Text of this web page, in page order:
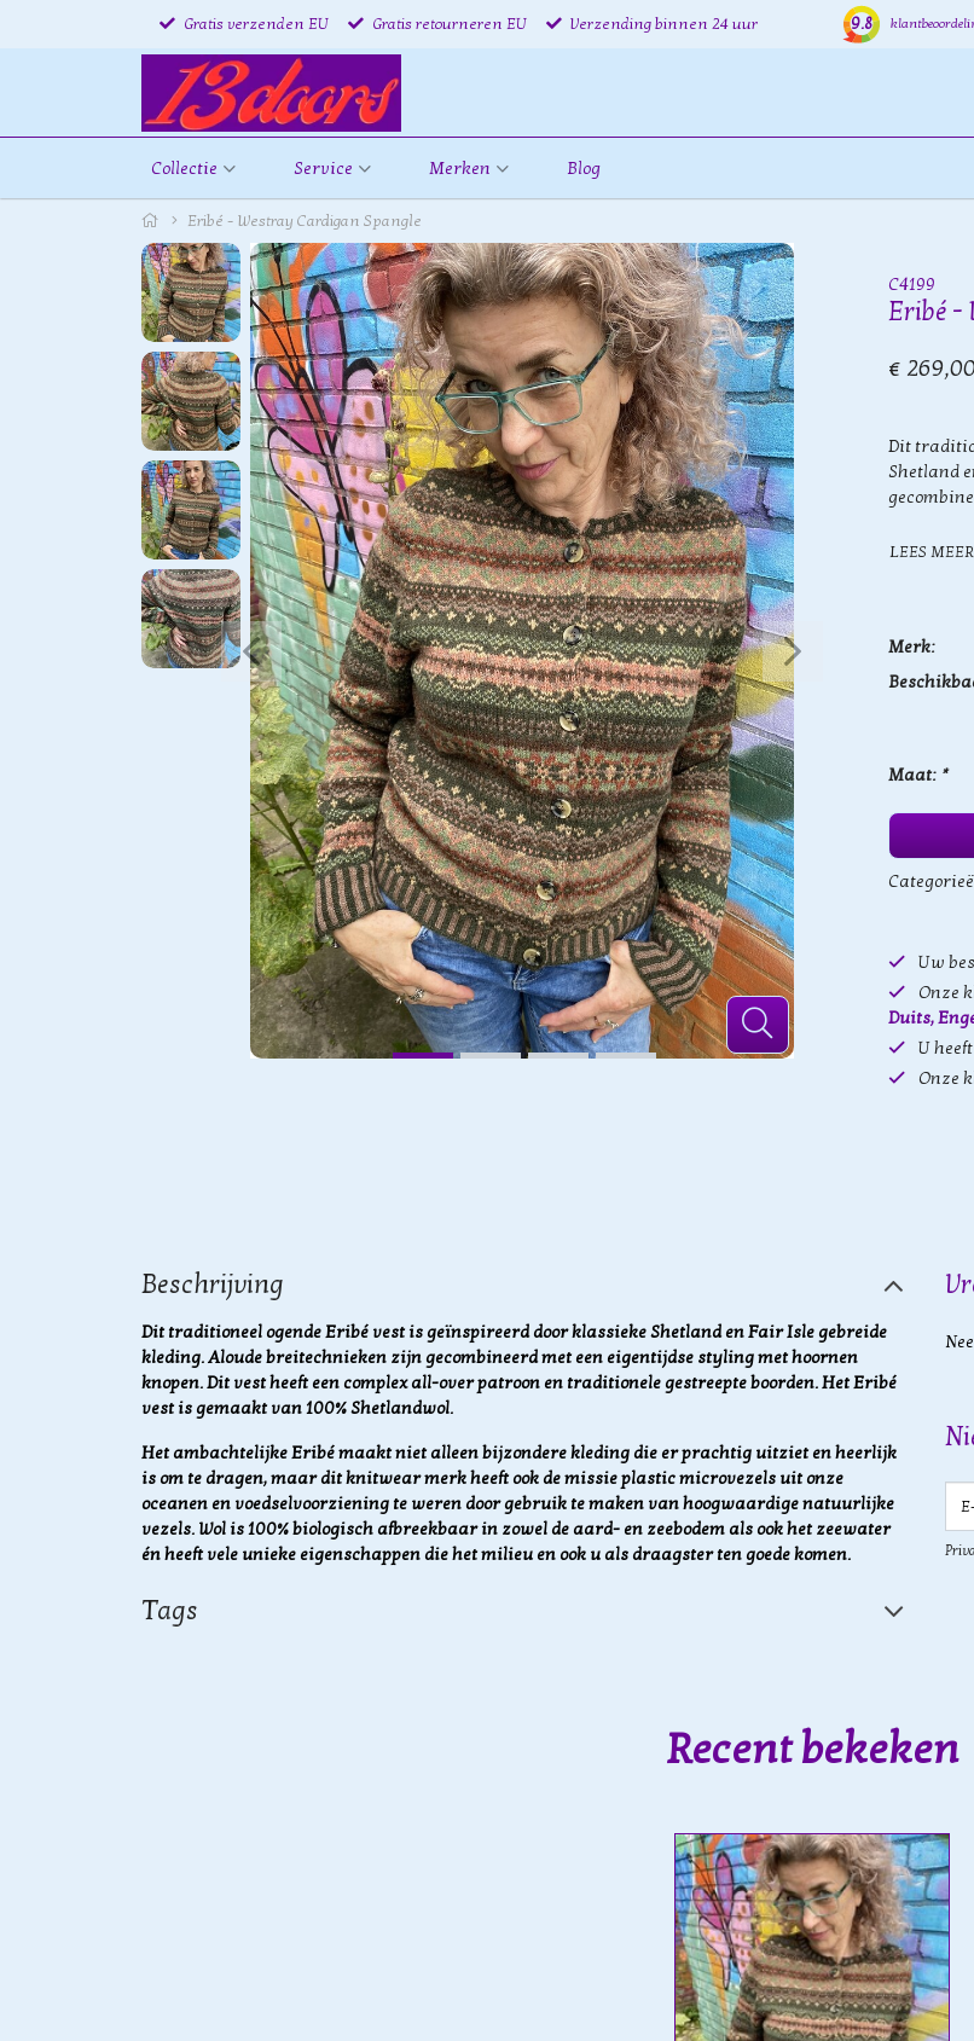
Gratis verzenden EU Gratis retourneren EU Verzending binnen 24 uur 9.8
Collectie Service Merken Blog
Eribé - Westray Cardigan Spangle
C4199
Eribé -
€ 269,00
Dit
Shetland
LEES MEER
Merk:
Maat: *
Uw
Onze
Duits,
U
Onze
Beschrijving
Dit traditioneel ogende Eribé vest is geïnspireerd door klassieke Shetland en Fair Isle gebreide
kleding. Aloude breitechnieken zijn gecombineerd met een eigentijdse styling met hoornen
knopen. Dit vest heeft een complex all-over patroon en traditionele gestreepte boorden. Het Eribé
vest is gemaakt van 100% Shetlandwol.
Het ambachtelijke Eribé maakt niet alleen bijzondere kleding die er prachtig uitziet en heerlijk
is om te dragen, maar dit knitwear merk heeft ook de missie plastic microvezels uit onze
oceanen en voedselvoorziening te weren door gebruik te maken van hoogwaardige natuurlijke
vezels. Wol is 100% biologisch afbreekbaar in zowel de aard- en zeebodem als ook het zeewater
én heeft vele unieke eigenschappen die het milieu en ook u als draagster ten goede komen.
Tags
E-mail
Recent bekeken